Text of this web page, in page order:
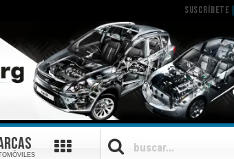
SUSCRÍBETE